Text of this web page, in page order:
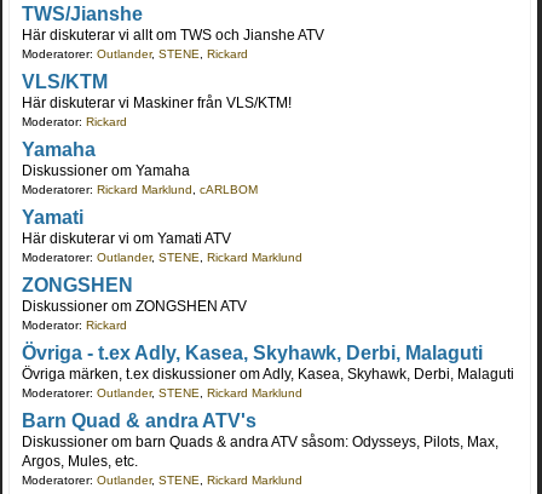
TWS/Jianshe
Här diskuterar vi allt om TWS och Jianshe ATV
Moderatorer: Outlander, STENE Rickard
VLS/KTM
Här diskuterar vi Maskiner från VLS/KTM!
Moderator: Rickard
Yamaha
Diskussioner om Yamaha
Moderatorer: Rickard Marklund cARLBOM
Yamati
Här diskuterar vi om Yamati ATV
Moderatorer: Outlander, STENE Rickard Marklund
ZONGSHEN
Diskussioner om ZONGSHEN ATV
Moderator: Rickard
Övriga - t.ex Adly, Kasea, Skyhawk, Derbi, Malaguti
Övriga märken, t.ex diskussioner om Adly, Kasea, Skyhawk, Derbi, Malaguti
Moderatorer: Outlander, STENE Rickard Marklund
Barn Quad & andra ATV's
Diskussioner om barn Quads & andra ATV såsom: Odysseys, Pilots, Max,
Argos, Mules, etc.
Moderatorer: Outlander, STENE Rickard Marklund